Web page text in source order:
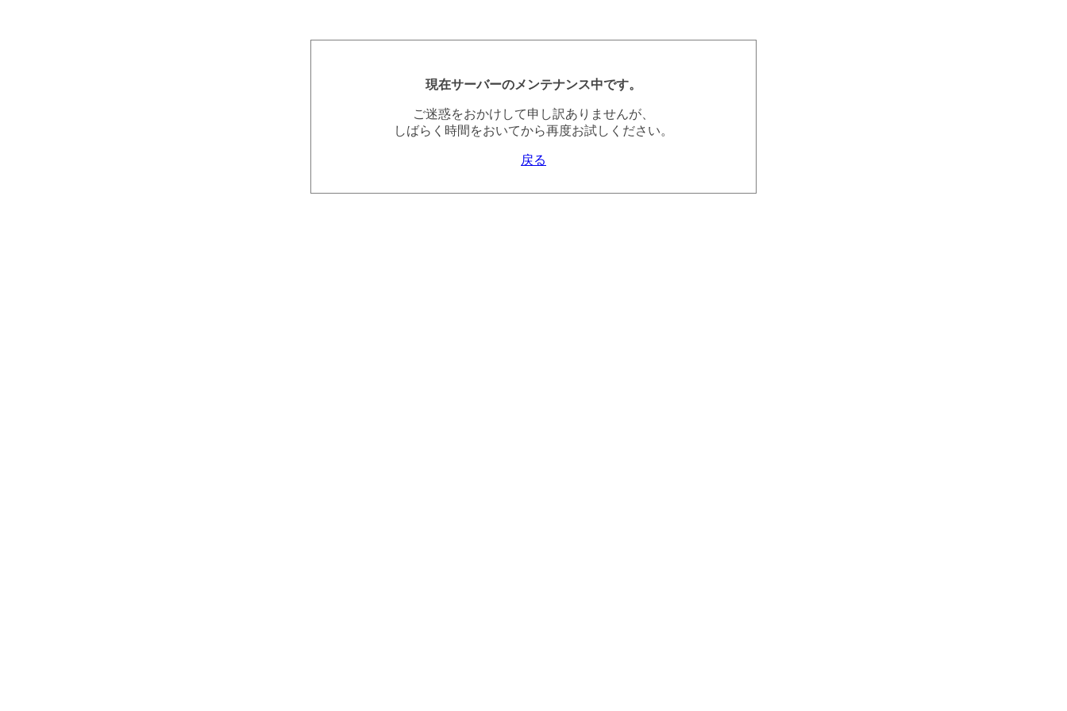
現在サーバーのメンテナンス中です。
ご迷惑をおかけして申し訳ありませんが、
しばらく時間をおいてから再度お試しください。
戻る